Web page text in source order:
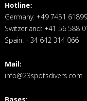
Hotline:
Germany: +49 7451
Switzerland: +41 56 588
Spain: +34 642 314 066
Mail:
info@23spotsdivers.com